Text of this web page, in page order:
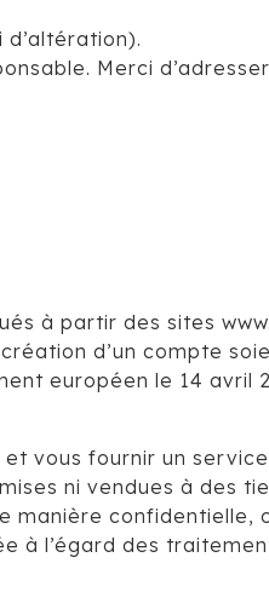
Merci
à partir des sites
d’un compte
européen le 14 avril
vous fournir un
ni vendues à des
manière confidentielle,
à l’égard des